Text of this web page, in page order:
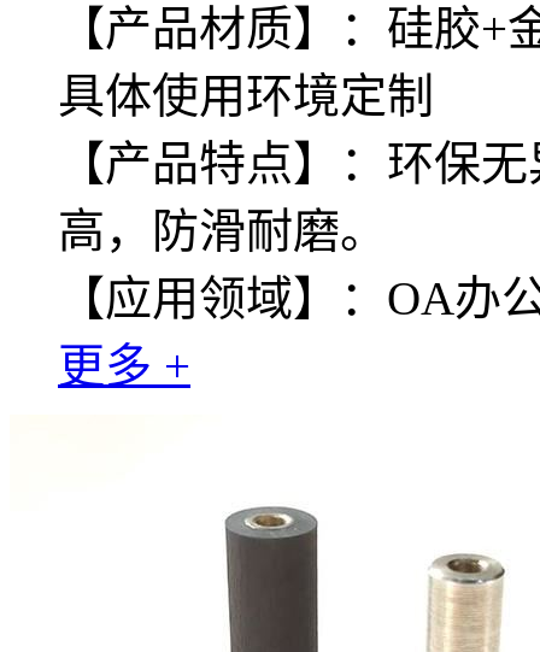
【产品材质】：硅胶
具体使用环境定制
【产品特点】：环保
高，防滑耐磨。
【应用领域】：OA办
更多 +